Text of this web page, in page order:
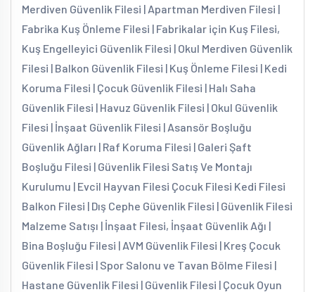
Merdiven Güvenlik Filesi | Apartman Merdiven Filesi |
Fabrika Kuş Önleme Filesi | Fabrikalar için Kuş Filesi,
Kuş Engelleyici Güvenlik Filesi | Okul Merdiven Güvenlik
Filesi | Balkon Güvenlik Filesi | Kuş Önleme Filesi | Kedi
Koruma Filesi | Çocuk Güvenlik Filesi | Halı Saha
Güvenlik Filesi | Havuz Güvenlik Filesi | Okul Güvenlik
Filesi | İnşaat Güvenlik Filesi | Asansör Boşluğu
Güvenlik Ağları | Raf Koruma Filesi | Galeri Şaft
Boşluğu Filesi | Güvenlik Filesi Satış Ve Montajı
Kurulumu | Evcil Hayvan Filesi Çocuk Filesi Kedi Filesi
Balkon Filesi | Dış Cephe Güvenlik Filesi | Güvenlik Filesi
Malzeme Satışı | İnşaat Filesi, İnşaat Güvenlik Ağı |
Bina Boşluğu Filesi | AVM Güvenlik Filesi | Kreş Çocuk
Güvenlik Filesi | Spor Salonu ve Tavan Bölme Filesi |
Hastane Güvenlik Filesi | Güvenlik Filesi | Çocuk Oyun